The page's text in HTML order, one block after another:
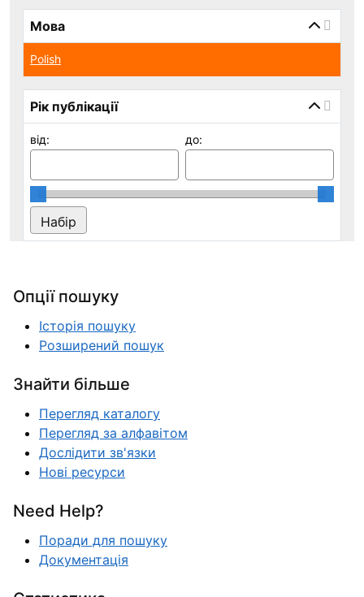
Мова
Polish
Рік публікації
від: до:
Опції пошуку
Історія пошуку
Розширений пошук
Знайти більше
Перегляд каталогу
Перегляд за алфавітом
Дослідити зв'язки
Нові ресурси
Need Help?
Поради для пошуку
Документація